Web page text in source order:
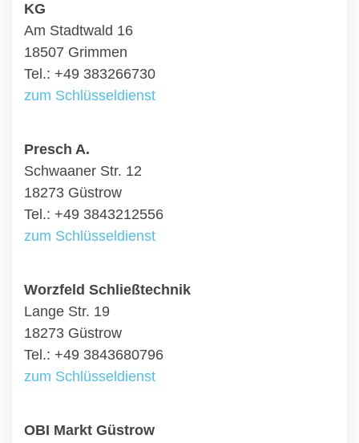
KG
Am Stadtwald 16
18507 Grimmen
Tel.: +49 383266730
zum Schlüsseldienst
Presch A.
Schwaaner Str. 12
18273 Güstrow
Tel.: +49 3843212556
zum Schlüsseldienst
Worzfeld Schließtechnik
Lange Str. 19
18273 Güstrow
Tel.: +49 3843680796
zum Schlüsseldienst
OBI Markt Güstrow